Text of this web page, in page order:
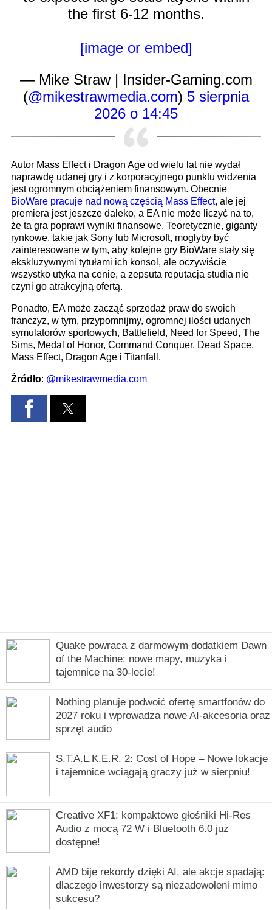
Quake powraca z darmowym dodatkiem Dawn
of the Machine: nowe mapy, muzyka i
tajemnice na 30-lecie!
Nothing planuje podwoić ofertę smartfonów do
2027 roku i wprowadza nowe AI-akcesoria oraz
sprzęt audio
S.T.A.L.K.E.R. 2: Cost of Hope – Nowe lokacje
i tajemnice wciągają graczy już w sierpniu!
Creative XF1: kompaktowe głośniki Hi-Res
Audio z mocą 72 W i Bluetooth 6.0 już
dostępne!
AMD bije rekordy dzięki AI, ale akcje spadają:
dlaczego inwestorzy są niezadowoleni mimo
sukcesu?